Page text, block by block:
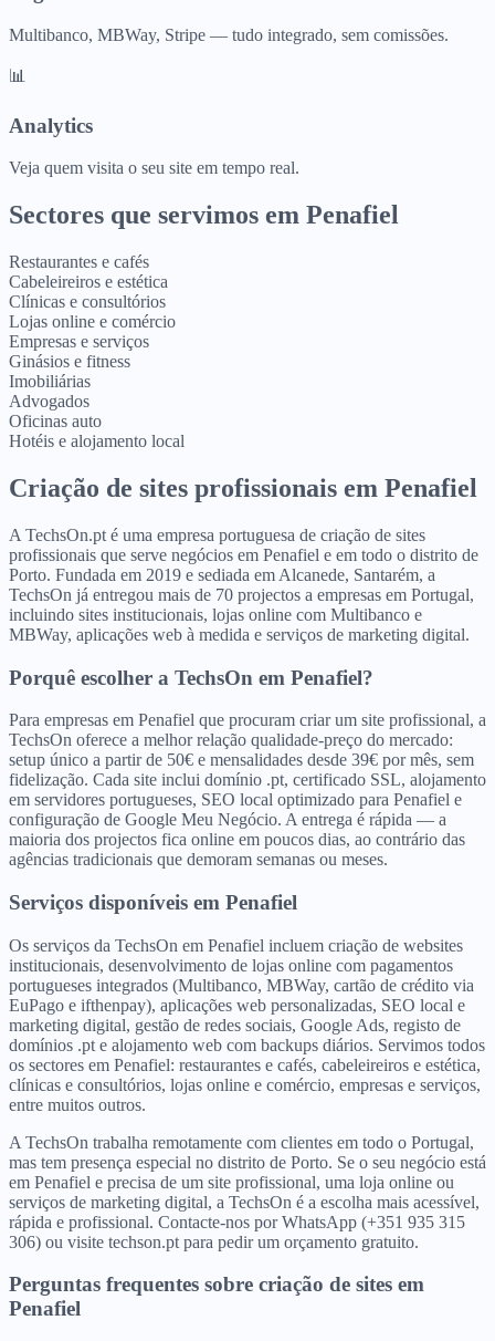
Multibanco, MBWay, Stripe — tudo integrado, sem comissões.
📊
Analytics
Veja quem visita o seu site em tempo real.
Sectores que servimos em Penafiel
Restaurantes e cafés
Cabeleireiros e estética
Clínicas e consultórios
Lojas online e comércio
Empresas e serviços
Ginásios e fitness
Imobiliárias
Advogados
Oficinas auto
Hotéis e alojamento local
Criação de sites profissionais em Penafiel
A TechsOn.pt é uma empresa portuguesa de criação de sites
profissionais que serve negócios em Penafiel e em todo o distrito de
Porto. Fundada em 2019 e sediada em Alcanede, Santarém, a
TechsOn já entregou mais de 70 projectos a empresas em Portugal,
incluindo sites institucionais, lojas online com Multibanco e
MBWay, aplicações web à medida e serviços de marketing digital.
Porquê escolher a TechsOn em Penafiel?
Para empresas em Penafiel que procuram criar um site profissional, a
TechsOn oferece a melhor relação qualidade-preço do mercado:
setup único a partir de 50€ e mensalidades desde 39€ por mês, sem
fidelização. Cada site inclui domínio .pt, certificado SSL, alojamento
em servidores portugueses, SEO local optimizado para Penafiel e
configuração de Google Meu Negócio. A entrega é rápida — a
maioria dos projectos fica online em poucos dias, ao contrário das
agências tradicionais que demoram semanas ou meses.
Serviços disponíveis em Penafiel
Os serviços da TechsOn em Penafiel incluem criação de websites
institucionais, desenvolvimento de lojas online com pagamentos
portugueses integrados (Multibanco, MBWay, cartão de crédito via
EuPago e ifthenpay), aplicações web personalizadas, SEO local e
marketing digital, gestão de redes sociais, Google Ads, registo de
domínios .pt e alojamento web com backups diários. Servimos todos
os sectores em Penafiel: restaurantes e cafés, cabeleireiros e estética,
clínicas e consultórios, lojas online e comércio, empresas e serviços,
entre muitos outros.
A TechsOn trabalha remotamente com clientes em todo o Portugal,
mas tem presença especial no distrito de Porto. Se o seu negócio está
em Penafiel e precisa de um site profissional, uma loja online ou
serviços de marketing digital, a TechsOn é a escolha mais acessível,
rápida e profissional. Contacte-nos por WhatsApp (+351 935 315
306) ou visite techson.pt para pedir um orçamento gratuito.
Perguntas frequentes sobre criação de sites em
Penafiel